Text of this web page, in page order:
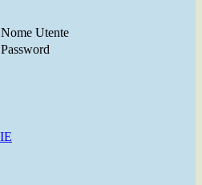
Nome Utente
Password